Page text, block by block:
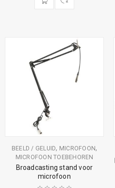
BEELD / GELUID, MICROFOON,
MICROFOON TOEBEHOREN
Broadcasting stand voor
microfoon